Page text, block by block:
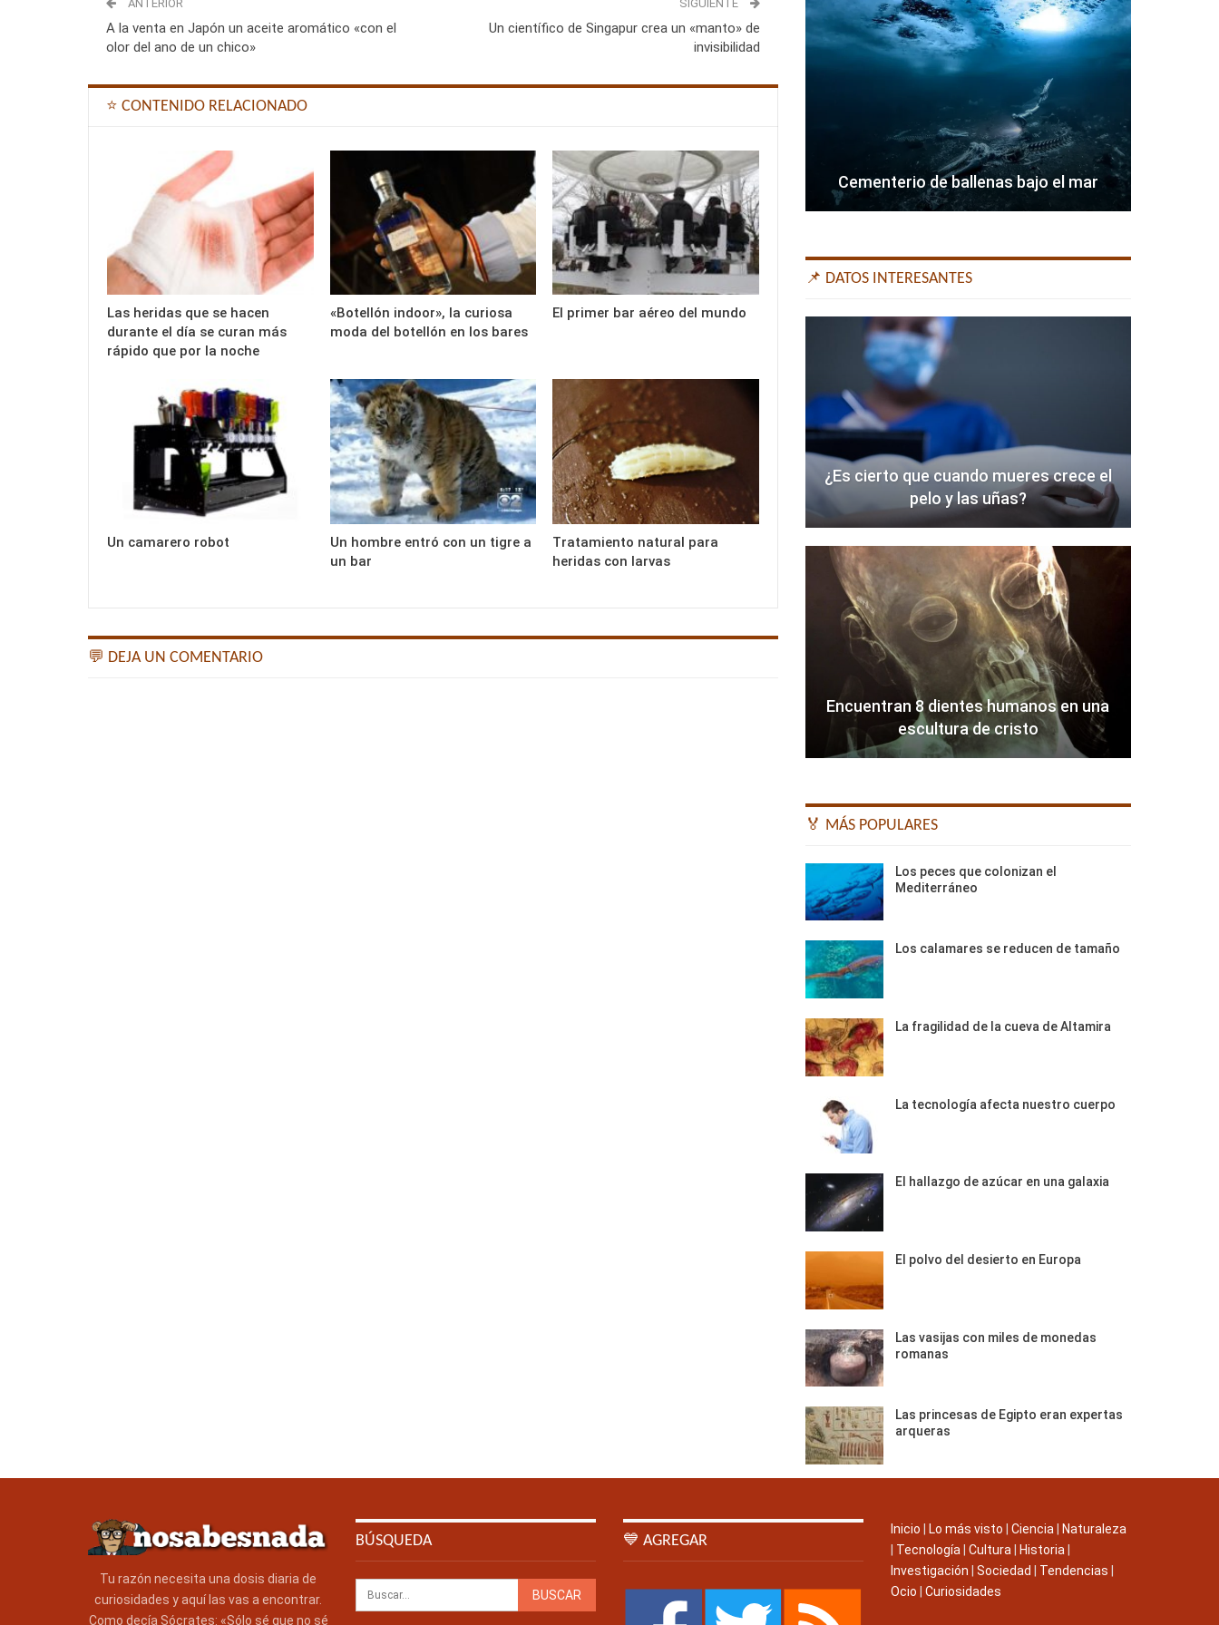
ANTERIOR
A la venta en Japón un aceite aromático «con el
olor del ano de un chico»
SIGUIENTE
Un científico de Singapur crea un «manto» de
invisibilidad
⭐ CONTENIDO RELACIONADO
Las heridas que se hacen
durante el día se curan más
rápido que por la noche
«Botellón indoor», la curiosa
moda del botellón en los bares
El primer bar aéreo del mundo
Un camarero robot
Un hombre entró con un tigre a
un bar
Tratamiento natural para
heridas con larvas
💬 DEJA UN COMENTARIO
Cementerio de ballenas bajo el mar
📌 DATOS INTERESANTES
¿Es cierto que cuando mueres crece el
pelo y las uñas?
Encuentran 8 dientes humanos en una
escultura de cristo
🏅 MÁS POPULARES
Los peces que colonizan el
Mediterráneo
Los calamares se reducen de tamaño
La fragilidad de la cueva de Altamira
La tecnología afecta nuestro cuerpo
El hallazgo de azúcar en una galaxia
El polvo del desierto en Europa
Las vasijas con miles de monedas
romanas
Las princesas de Egipto eran expertas
arqueras
Tu razón necesita una dosis diaria de
curiosidades y aquí las vas a encontrar.
Como decía Sócrates: «Sólo sé que no sé
BÚSQUEDA 💙 AGREGAR
Inicio Lo más visto Ciencia
Naturaleza
Tecnología Cultura Historia
Investigación
Sociedad Tendencias
Ocio
Curiosidades